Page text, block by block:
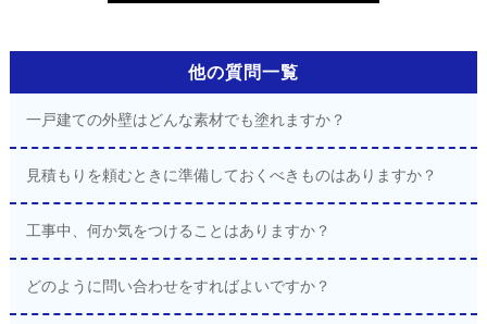
他の質問一覧
一戸建ての外壁はどんな素材でも塗れますか？
見積もりを頼むときに準備しておくべきものはありますか？
工事中、何か気をつけることはありますか？
どのように問い合わせをすればよいですか？